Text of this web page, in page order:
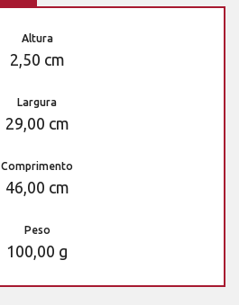
Altura
2,50 cm
Largura
29,00 cm
Comprimento
46,00 cm
Peso
100,00 g